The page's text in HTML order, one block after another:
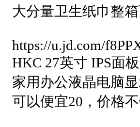
大分量卫生纸巾整
https://u.jd.com/
HKC 27英寸 IPS面
家用办公液晶电脑
可以便宜20，价格